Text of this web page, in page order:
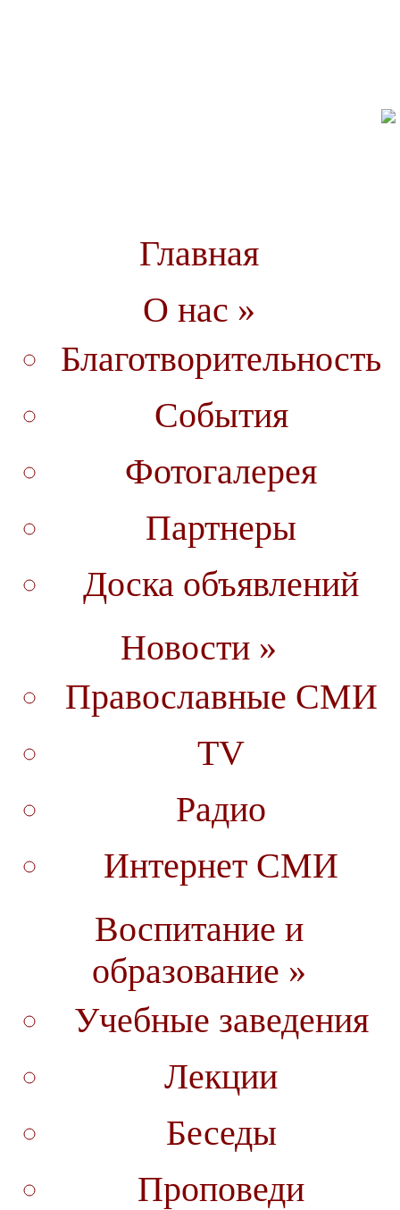
Главная
О нас »
Благотворительность
События
Фотогалерея
Партнеры
Доска объявлений
Новости »
Православные СМИ
TV
Радио
Интернет СМИ
Воспитание и
образование »
Учебные заведения
Лекции
Беседы
Проповеди